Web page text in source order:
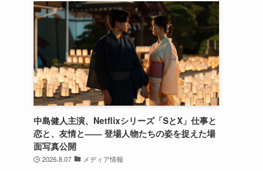
中島健人主演、Netflixシリーズ「SとX」仕事と
恋と、友情と―― 登場人物たちの姿を捉えた場
面写真公開
2026.8.07 メディア情報